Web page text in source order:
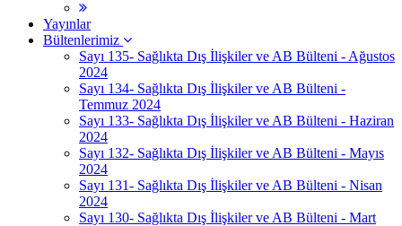
Yayınlar
Bültenlerimiz
Sayı 135- Sağlıkta Dış İlişkiler ve AB Bülteni - Ağustos
2024
Sayı 134- Sağlıkta Dış İlişkiler ve AB Bülteni -
Temmuz 2024
Sayı 133- Sağlıkta Dış İlişkiler ve AB Bülteni - Haziran
2024
Sayı 132- Sağlıkta Dış İlişkiler ve AB Bülteni - Mayıs
2024
Sayı 131- Sağlıkta Dış İlişkiler ve AB Bülteni - Nisan
2024
Sayı 130- Sağlıkta Dış İlişkiler ve AB Bülteni - Mart